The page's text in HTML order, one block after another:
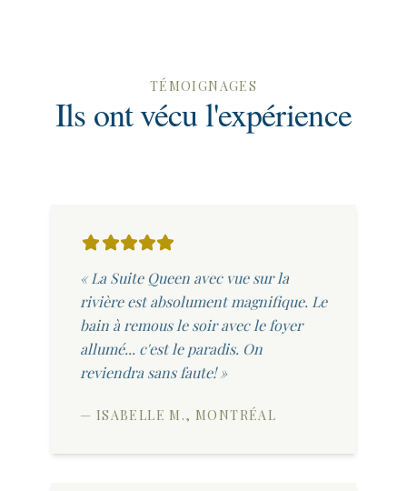
TÉMOIGNAGES
Ils ont vécu l'expérience
« La Suite Queen avec vue sur la
rivière est absolument magnifique. Le
bain à remous le soir avec le foyer
allumé... c'est le paradis. On
reviendra sans faute! »
— ISABELLE M., MONTRÉAL